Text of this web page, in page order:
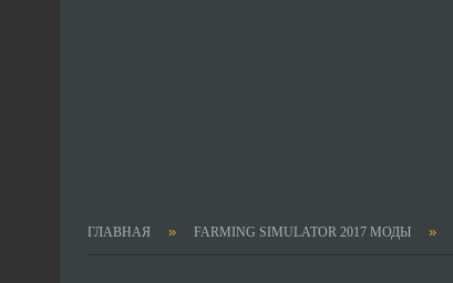
ГЛАВНАЯ » FARMING SIMULATOR 2017 МОДЫ »